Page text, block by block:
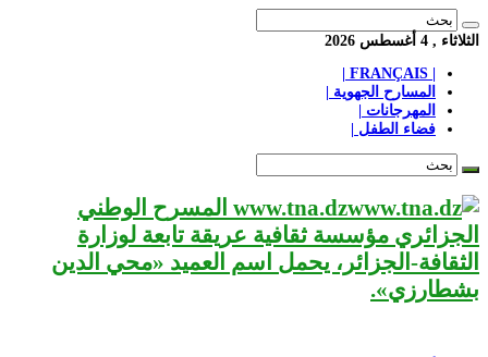
الثلاثاء , 4 أغسطس 2026
المسارح الجهوية |
المهرجانات |
فضاء الطفل |
www.tna.dz المسرح الوطني
الجزائري مؤسسة ثقافية عريقة تابعة لوزارة
الثقافة-الجزائر، يحمل اسم العميد «محي الدين
بشطارزي».